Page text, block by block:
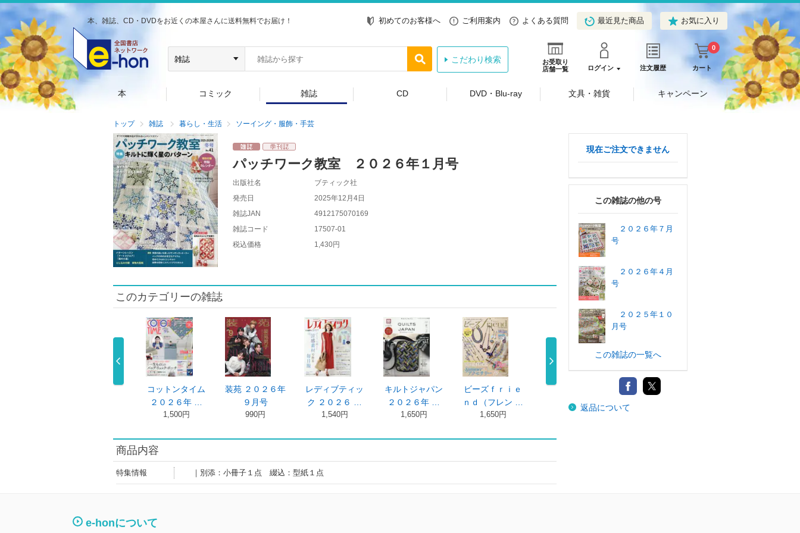
本、雑誌、CD・DVDをお近くの本屋さんに送料無料でお届け！ 初めてのお客様へ ご利用案内 よくある質問 最近見た商品 お気に入り
お受取り
店舗一覧
ログイン 注文履歴 カート
0
こだわり検索
本 コミック 雑誌 CD DVD・Blu-ray 文具・雑貨 キャンペーン
トップ 雑誌 暮らし・生活 ソーイング・服飾・手芸
パッチワーク教室 ２０２６年１月号
出版社名
ブティック社
発売日
2025年12月4日
雑誌JAN
4912175070169
雑誌コード
17507-01
税込価格
1,430円
このカテゴリーの雑誌
美しいキモノ ２
コットンタイム
２０２６年 …
1,500円
装苑 ２０２６年
９月号
990円
レディブティッ
ク ２０２６ …
1,540円
キルトジャパン
２０２６年 …
1,650円
ビーズｆｒｉｅ
ｎｄ（フレン …
1,650円
美しいキモノ７
月号増刊 美 …
2,200円
美しいキモノ ２
商品内容
特集情報 ｜別添：小冊子１点 綴込：型紙１点
現在ご注文できません
この雑誌の他の号
２０２６年７月
号
２０２６年４月
号
２０２５年１０
月号
この雑誌の一覧へ
返品について
e-honについて